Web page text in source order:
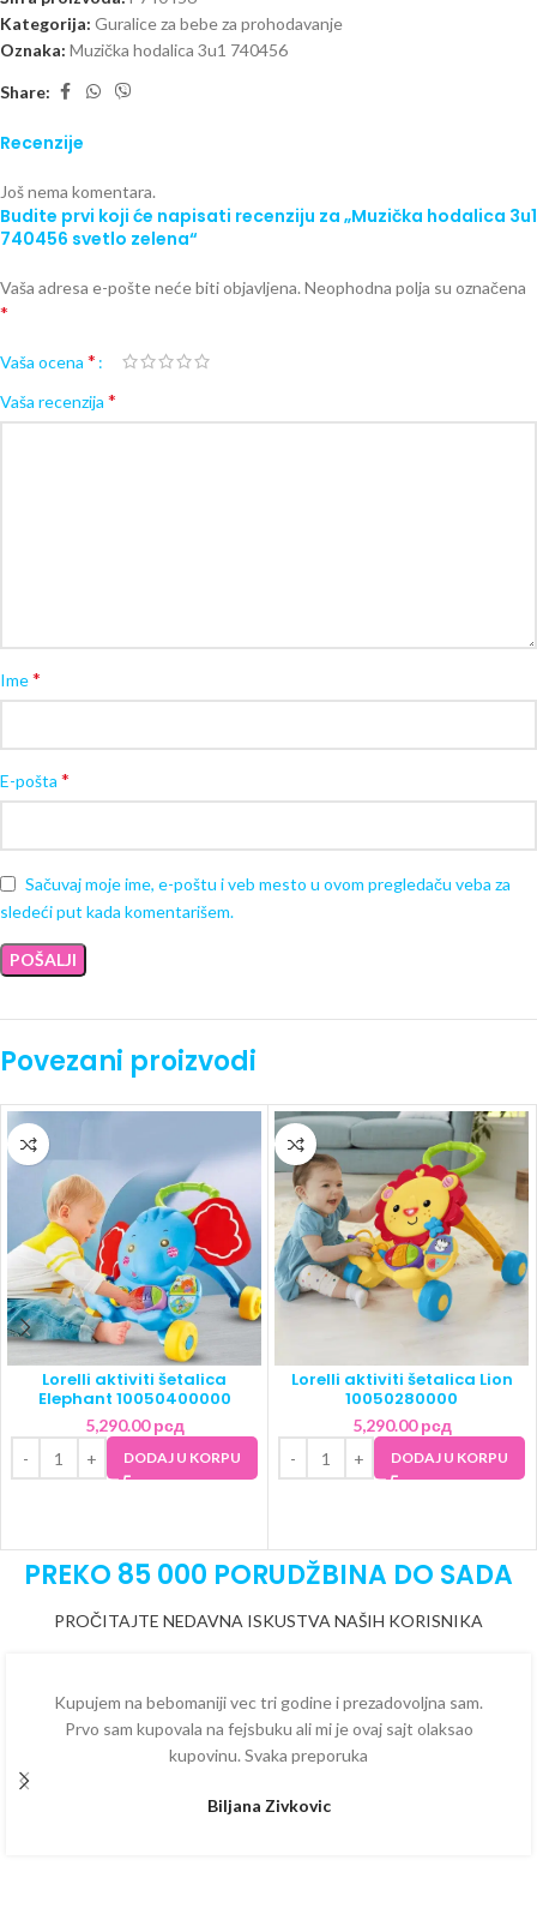
Kategorija: Guralice za bebe za prohodavanje
Oznaka: Muzička hodalica 3u1 740456
Share:
Recenzije
Još nema komentara.
Budite prvi koji će napisati recenziju za „Muzička hodalica 3u1
740456 svetlo zelena“
Vaša adresa e-pošte neće biti objavljena. Neophodna polja su označena
*
Vaša ocena *
Vaša recenzija *
Ime*
E-pošta *
Sačuvaj moje ime, e-poštu i veb mesto u ovom pregledaču veba za
sledeći put kada komentarišem.
Povezani proizvodi
Lorelli aktiviti šetalica
Elephant 10050400000
5,290.00рсд
DODAJ U KORPU
Lorelli aktiviti šetalica Lion
10050280000
5,290.00рсд
DODAJ U KORPU
PREKO 85 000 PORUDŽBINA DO SADA
PROČITAJTE NEDAVNA ISKUSTVA NAŠIH KORISNIKA
Kupujem na bebomaniji vec tri godine i prezadovoljna sam.
Prvo sam kupovala na fejsbuku ali mi je ovaj sajt olaksao
kupovinu. Svaka preporuka
Biljana Zivkovic